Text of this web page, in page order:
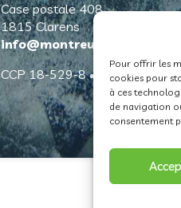
Pour offrir les
cookies pour
à ces
de navigation
consentement
Case postale 408
1815 Clarens
info@montreux-natation.ch
CCP 18-529-8 • IBAN CH15